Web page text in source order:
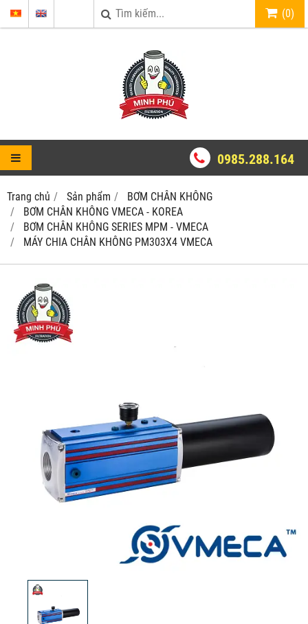
(0)
0985.288.164
Trang chủ Sản phẩm
BƠM CHÂN KHÔNG
BƠM CHÂN KHÔNG VMECA - KOREA
BƠM CHÂN KHÔNG SERIES MPM - VMECA
MÁY CHIA CHÂN KHÔNG PM303X4 VMECA